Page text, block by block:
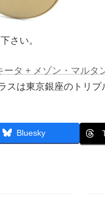
さい。
タ + メゾン・マル
スは東京銀座のトリ
Bluesky